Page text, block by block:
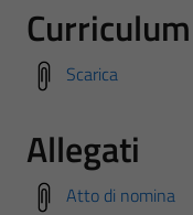
Scarica
Allegati
Atto di nomina